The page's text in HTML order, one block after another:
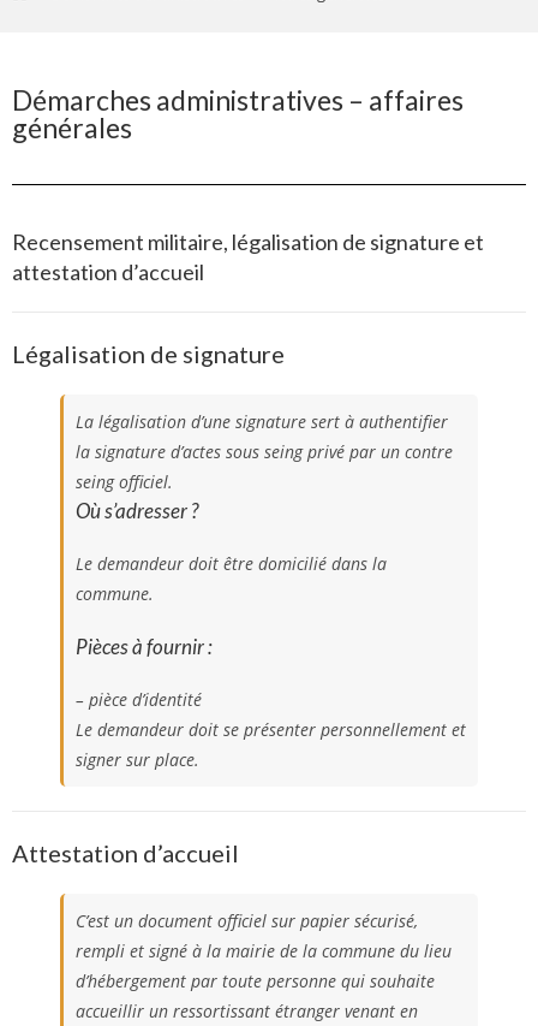
Démarches administratives – affaires
générales
Recensement militaire, légalisation de signature et
attestation d’accueil
Légalisation de signature
La légalisation d’une signature sert à authentifier
la signature d’actes sous seing privé par un contre
seing officiel.
Où s’adresser ?
Le demandeur doit être domicilié dans la
commune.
Pièces à fournir :
– pièce d’identité
Le demandeur doit se présenter personnellement et
signer sur place.
Attestation d’accueil
C’est un document officiel sur papier sécurisé,
rempli et signé à la mairie de la commune du lieu
d’hébergement par toute personne qui souhaite
accueillir un ressortissant étranger venant en